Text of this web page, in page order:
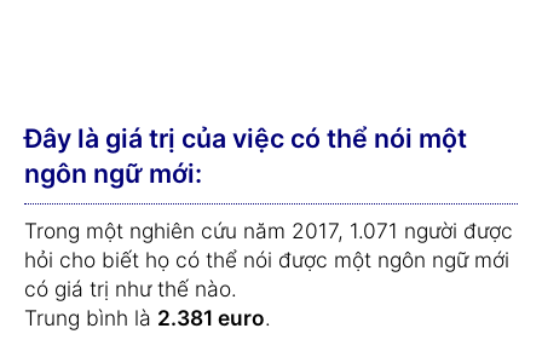
Đây là giá trị của việc có thể nói một
ngôn ngữ mới:
Trong một nghiên cứu năm 2017, 1.071 người được
hỏi cho biết họ có thể nói được một ngôn ngữ mới
có giá trị như thế nào.
Trung bình là 2.381 euro.